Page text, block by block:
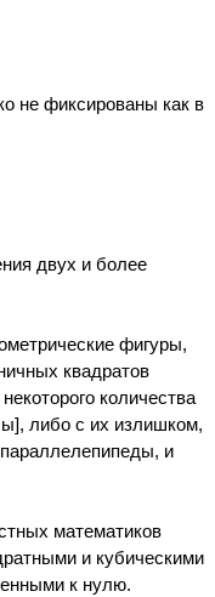
не фиксированы как в
двух и более
фигуры,
квадратов
количества
либо с их излишком,
и
математиков
и кубическими
к нулю.